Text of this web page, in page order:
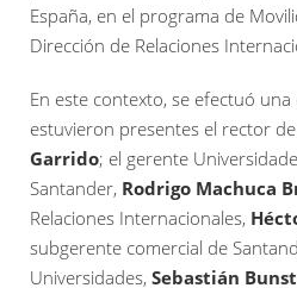
España, en el programa de
Dirección de Relaciones
En este contexto, se efectuó
estuvieron presentes el rector
Garrido; el gerente
Santander, Rodrigo Machuca
Relaciones Internacionales,
subgerente comercial de
Universidades, Sebastián